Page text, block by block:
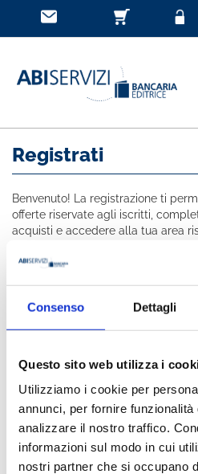
Consenso Dettagli
Questo sito web utilizza i
Utilizziamo i cookie per
annunci, per fornire
analizzare il nostro traffico.
informazioni sul modo in cui
nostri partner che si occupano
Registrati
Benvenuto! La registrazione ti
offerte riservate agli iscritti,
acquisti e accedere alla tua area
Tutti i campi indicati con * sono
DATA DI NASCITA *